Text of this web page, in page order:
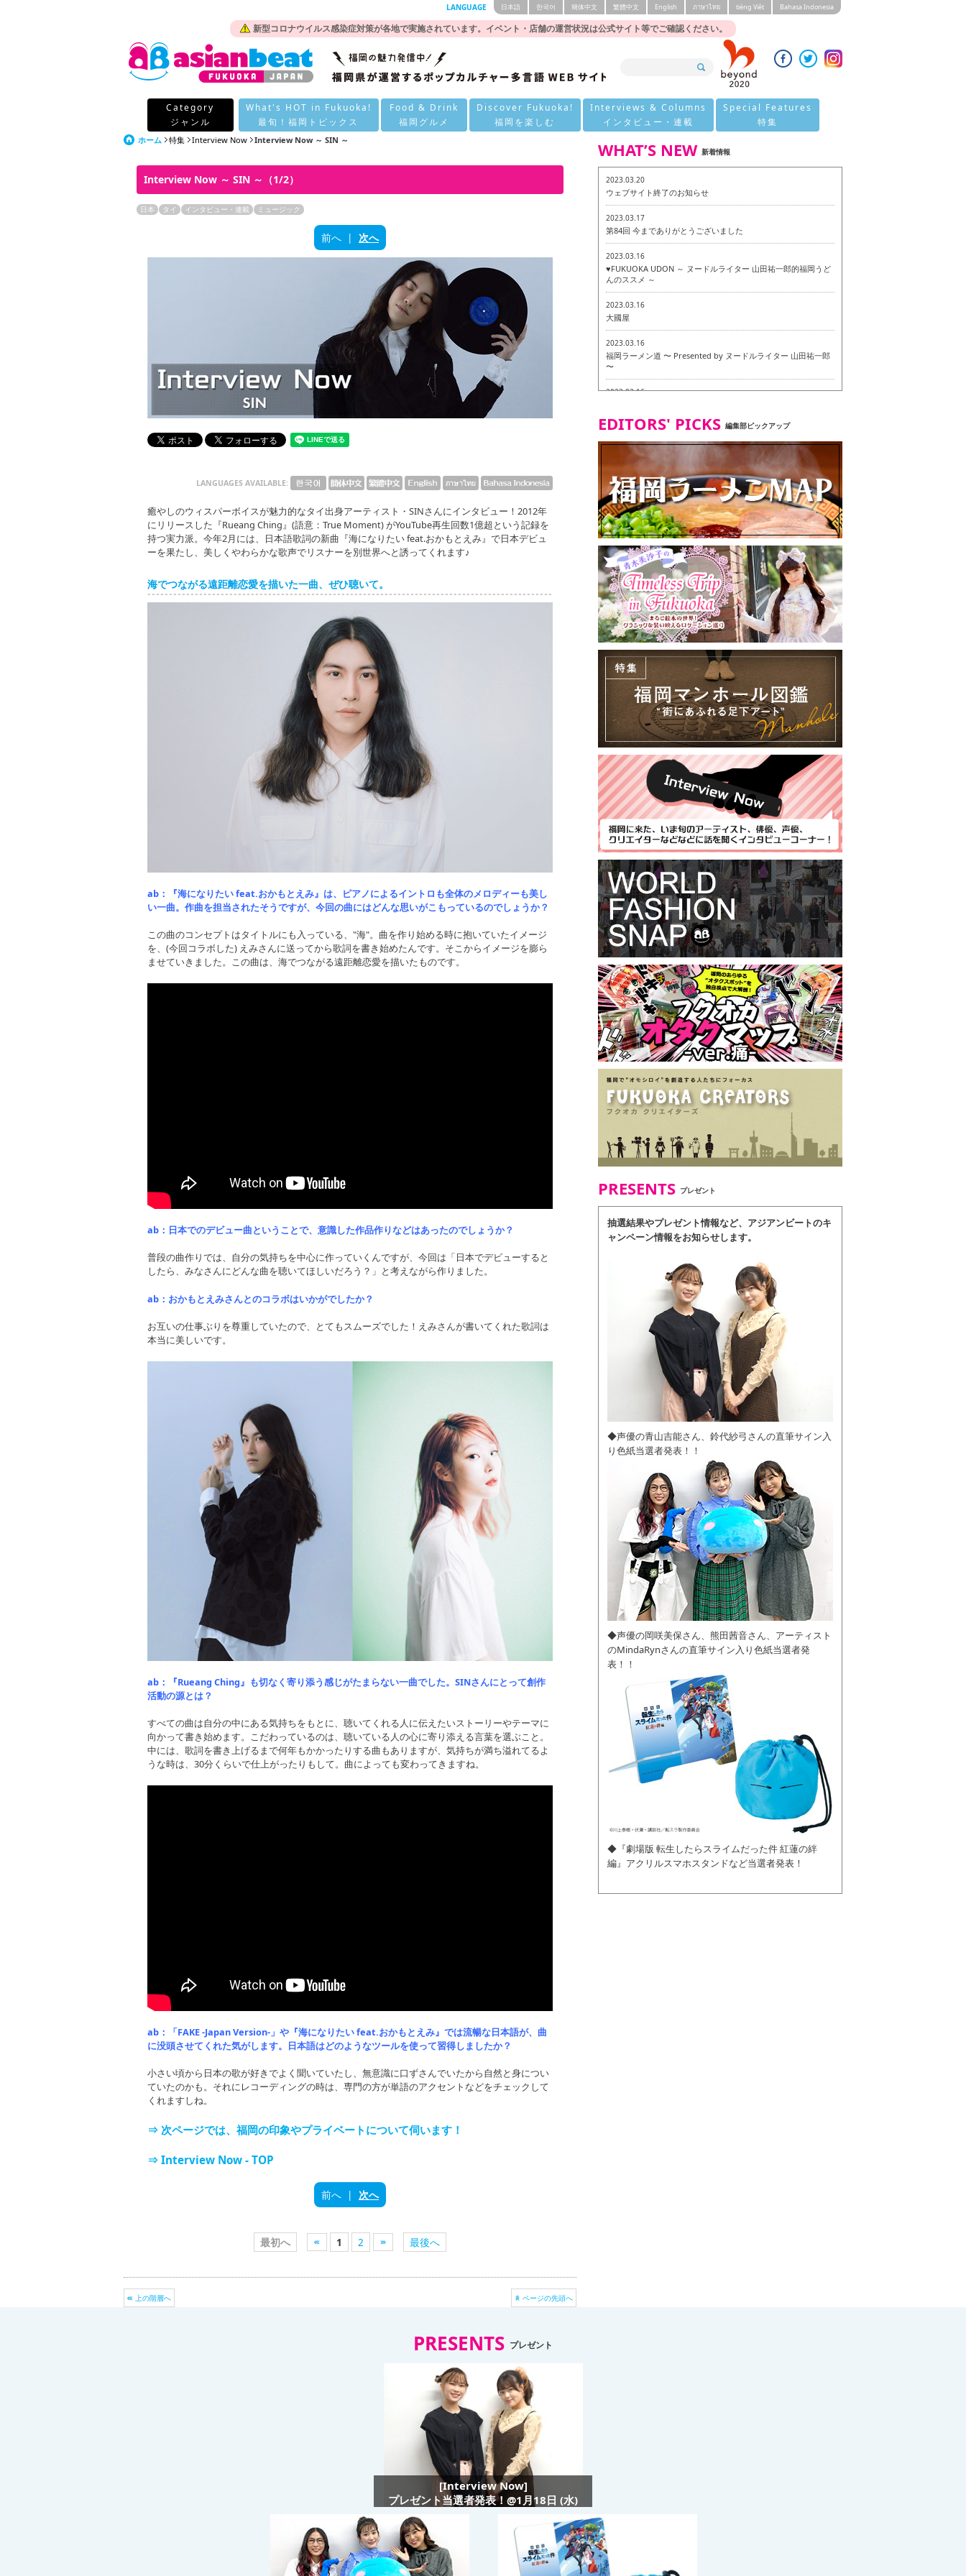
新型コロナウイルス感染症対策が各地で実施されています。イベント・店舗の運営状況は公式サイト等でご確認ください。
LANGUAGE 日本語 한국어 簡体中文 繁體中文 English ภาษาไทย tiéng Viêt Bahasa Indonesia
Category
ジャンル
What's HOT in Fukuoka!
最旬！福岡トピックス
Food & Drink
福岡グルメ
Discover Fukuoka!
福岡を楽しむ
Interviews & Columns
インタビュー・連載
Special Features
特集
ホーム 特集 Interview Now Interview Now ～ SIN ～
Interview Now ～ SIN ～（1/2）
日本 タイ インタビュー・連載 ミュージック
前へ | 次へ
LANGUAGES AVAILABLE:
癒やしのウィスパーボイスが魅力的なタイ出身アーティスト・SINさんにインタビュー！2012年
にリリースした『Rueang Ching』(語意：True Moment) がYouTube再生回数1億超という記録を
持つ実力派。今年2月には、日本語歌詞の新曲『海になりたい feat.おかもとえみ』で日本デビュ
ーを果たし、美しくやわらかな歌声でリスナーを別世界へと誘ってくれます♪
海でつながる遠距離恋愛を描いた一曲、ぜひ聴いて。
ab：『海になりたい feat.おかもとえみ』は、ピアノによるイントロも全体のメロディーも美し
い一曲。作曲を担当されたそうですが、今回の曲にはどんな思いがこもっているのでしょうか？
この曲のコンセプトはタイトルにも入っている、"海"。曲を作り始める時に抱いていたイメージ
を、(今回コラボした) えみさんに送ってから歌詞を書き始めたんです。そこからイメージを膨ら
ませていきました。この曲は、海でつながる遠距離恋愛を描いたものです。
ab：日本でのデビュー曲ということで、意識した作品作りなどはあったのでしょうか？
普段の曲作りでは、自分の気持ちを中心に作っていくんですが、今回は「日本でデビューすると
したら、みなさんにどんな曲を聴いてほしいだろう？」と考えながら作りました。
ab：おかもとえみさんとのコラボはいかがでしたか？
お互いの仕事ぶりを尊重していたので、とてもスムーズでした！えみさんが書いてくれた歌詞は
本当に美しいです。
ab：『Rueang Ching』も切なく寄り添う感じがたまらない一曲でした。SINさんにとって創作
活動の源とは？
すべての曲は自分の中にある気持ちをもとに、聴いてくれる人に伝えたいストーリーやテーマに
向かって書き始めます。こだわっているのは、聴いている人の心に寄り添える言葉を選ぶこと。
中には、歌詞を書き上げるまで何年もかかったりする曲もありますが、気持ちが満ち溢れてるよ
うな時は、30分くらいで仕上がったりもして。曲によっても変わってきますね。
ab：「FAKE -Japan Version-」や『海になりたい feat.おかもとえみ』では流暢な日本語が、曲
に没頭させてくれた気がします。日本語はどのようなツールを使って習得しましたか？
小さい頃から日本の歌が好きでよく聞いていたし、無意識に口ずさんでいたから自然と身につい
ていたのかも。それにレコーディングの時は、専門の方が単語のアクセントなどをチェックして
くれますしね。
⇒ 次ページでは、福岡の印象やプライベートについて伺います！
⇒ Interview Now - TOP
前へ | 次へ
最初へ 1 2 最後へ
上の階層へ ページの先頭へ
WHAT’S NEW 新着情報
2023.03.20
ウェブサイト終了のお知らせ
2023.03.17
第84回 今までありがとうございました
2023.03.16
♥FUKUOKA UDON ～ ヌードルライター 山田祐一郎的福岡うど
んのススメ ～
2023.03.16
大國屋
2023.03.16
福岡ラーメン道 〜 Presented by ヌードルライター 山田祐一郎
〜
2023.03.16
2023.03.07
ヴィーガン・ベジタリアンメニュー試食ツアー in 福岡市
2023.03.07
磯ぎよからず 博多本店 〜 ヴィーガン・ベジタリアンメニュー試
食ツアー in 福岡市！〜
2023.03.02
リトルスタンド大名店 〜 ヴィーガン・ベジタリアンメニュー
試食ツアー in 福岡市！〜
2023.02.28
東筑軒 折尾本社うどん店
EDITORS' PICKS 編集部ピックアップ
PRESENTS プレゼント
抽選結果やプレゼント情報など、アジアンビートのキ
ャンペーン情報をお知らせします。
◆声優の青山吉能さん、鈴代紗弓さんの直筆サイン入
り色紙当選者発表！！
◆声優の岡咲美保さん、熊田茜音さん、アーティスト
のMindaRynさんの直筆サイン入り色紙当選者発
表！！
◆『劇場版 転生したらスライムだった件 紅蓮の絆
編』アクリルスマホスタンドなど当選者発表！
PRESENTS プレゼント
[Interview Now]
プレゼント当選者発表！@1月18日 (水)